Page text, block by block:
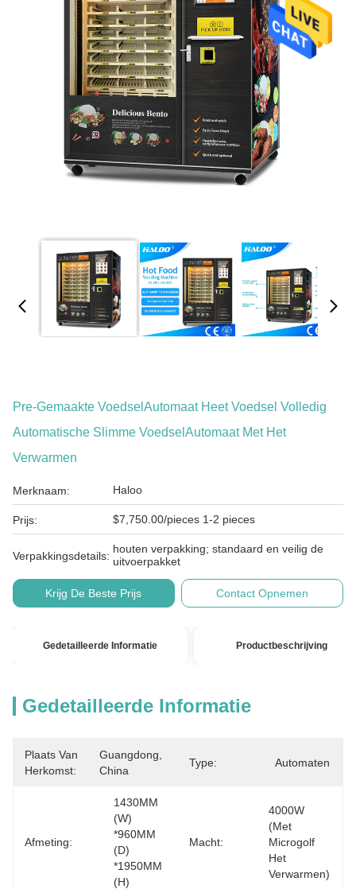
Pre-Gemaakte VoedselAutomaat Heet Voedsel Volledig
Automatische Slimme VoedselAutomaat Met Het
Verwarmen
Merknaam: Haloo
Prijs: $7,750.00/pieces 1-2 pieces
Verpakkingsdetails:
houten verpakking; standaard en veilig de
uitvoerpakket
Krijg De Beste Prijs Contact Opnemen
Gedetailleerde Informatie Productbeschrijving
Gedetailleerde Informatie
Plaats Van
Herkomst:
Guangdong,
China
Type: Automaten
Afmeting:
1430MM
(W)
*960MM
(D)
*1950MM
(H)
Macht:
4000W
(met
Microgolf
Het
Verwarmen)